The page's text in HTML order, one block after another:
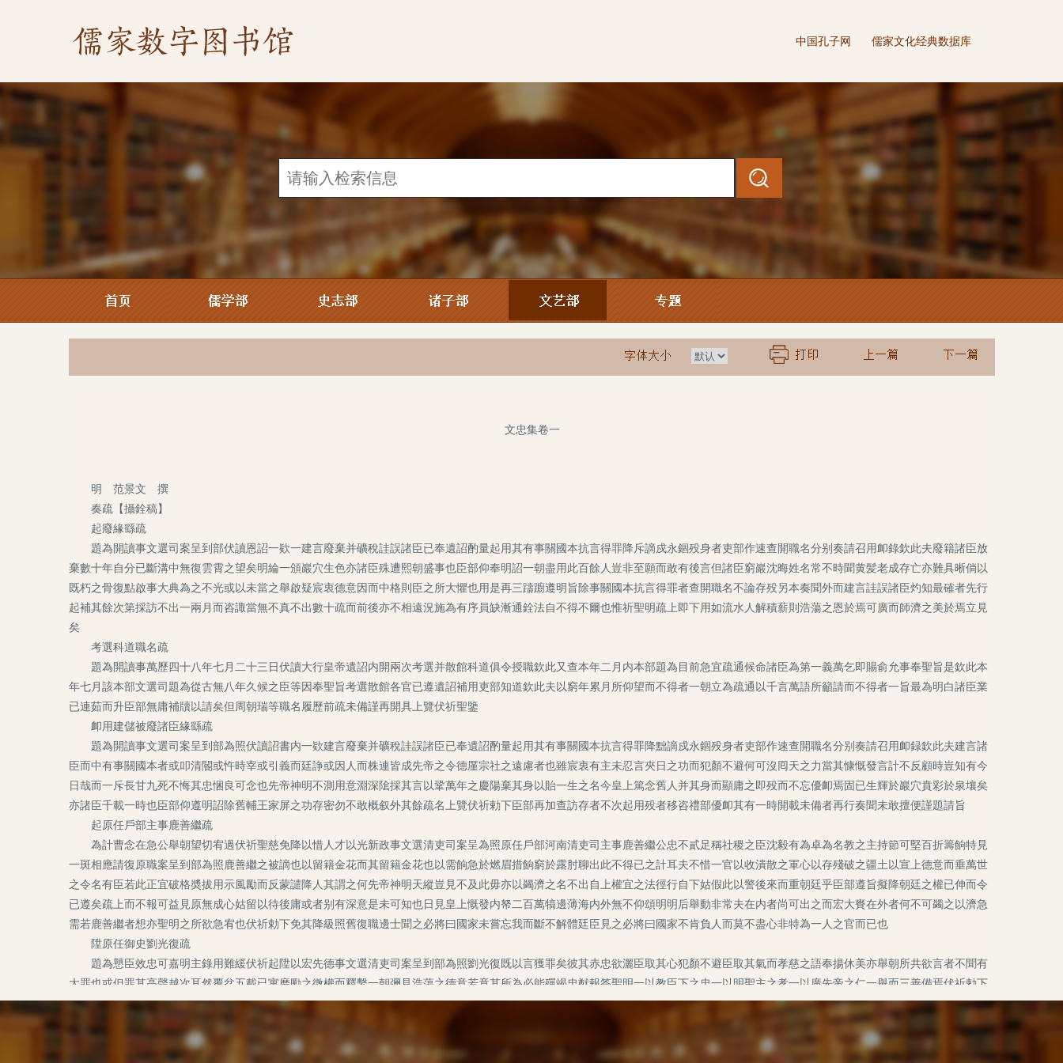
中国孔子网 儒家文化经典数据库